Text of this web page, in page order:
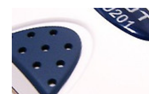
로 드라이버를 다운받아서 프린터 드라이
겠다. 전제 조건은 우선 프린터 대신에 사
볼 수 있는 복사기(복합기)를 가지고 해당
치해 볼 것이다. 캐논 복합기 IR-2870 모델
이버를 IP 네트워크 방식으로 설정할 것이
기(복사기)의 IP주소는 알고 있다는 가정하
82닷컴는 복합기의..